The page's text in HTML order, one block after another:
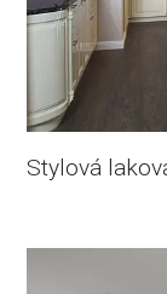
Stylová